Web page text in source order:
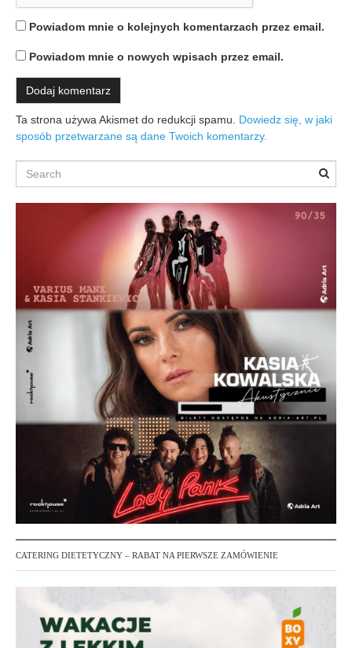
Powiadom mnie o kolejnych komentarzach przez email.
Powiadom mnie o nowych wpisach przez email.
Ta strona używa Akismet do redukcji spamu. Dowiedz się, w jaki
sposób przetwarzane są dane Twoich komentarzy.
Search
CATERING DIETETYCZNY – RABAT NA PIERWSZE ZAMÓWIENIE